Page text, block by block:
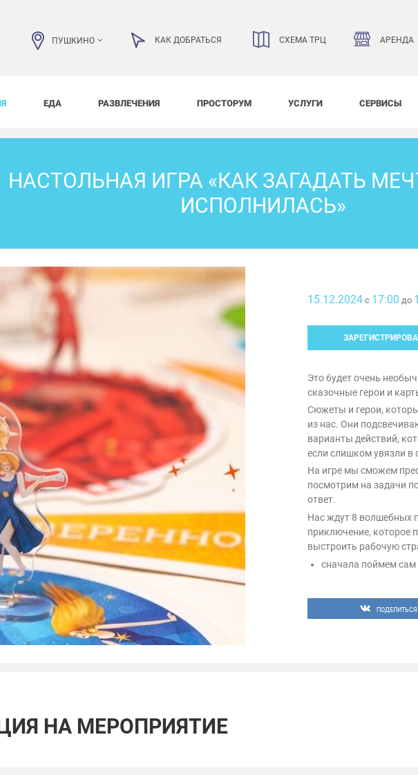
ПУШКИНО КАК ДОБРАТЬСЯ СХЕМА ТРЦ АРЕНДА
ЕДА РАЗВЛЕЧЕНИЯ ПРОСТОРУМ УСЛУГИ СЕРВИСЫ
НАСТОЛЬНАЯ ИГРА «КАК ЗАГАДАТЬ
ИСПОЛНИЛАСЬ»
15.12.2024 с 17:00 до
Это будет очень
сказочные герои и
Сюжеты и герои,
из нас. Они
варианты действий,
если слишком увязли в
На игре мы сможем
посмотрим на задачи
ответ.
Нас ждут 8 волшебных
приключение, которое
выстроить рабочую
сначала поймем сам
них избавляться;
научимся неПОДЕЛИТЬСЯ
НА МЕРОПРИЯТИЕ